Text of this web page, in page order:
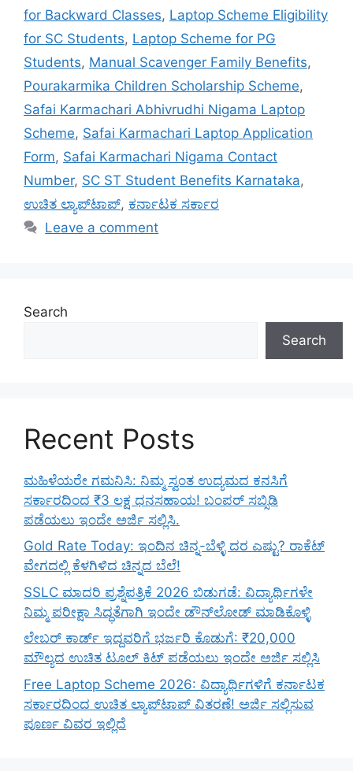
for Backward Classes, Laptop Scheme Eligibility
for SC Students, Laptop Scheme for PG
Students, Manual Scavenger Family Benefits,
Pourakarmika Children Scholarship Scheme,
Safai Karmachari Abhivrudhi Nigama Laptop
Scheme, Safai Karmachari Laptop Application
Form, Safai Karmachari Nigama Contact
Number, SC ST Student Benefits Karnataka,
ಉಚಿತ ಲ್ಯಾಪ್‌ಟಾಪ್, ಕರ್ನಾಟಕ ಸರ್ಕಾರ
Leave a comment
Search
Search
Recent Posts
ಮಹಿಳೆಯರೇ ಗಮನಿಸಿ: ನಿಮ್ಮ ಸ್ವಂತ ಉದ್ಯಮದ ಕನಸಿಗೆ
ಸರ್ಕಾರದಿಂದ ₹3 ಲಕ್ಷ ಧನಸಹಾಯ! ಬಂಪರ್ ಸಬ್ಸಿಡಿ
ಪಡೆಯಲು ಇಂದೇ ಅರ್ಜಿ ಸಲ್ಲಿಸಿ.
Gold Rate Today: ಇಂದಿನ ಚಿನ್ನ-ಬೆಳ್ಳಿ ದರ ಎಷ್ಟು? ರಾಕೆಟ್
ವೇಗದಲ್ಲಿ ಕೆಳಗಿಳಿದ ಚಿನ್ನದ ಬೆಲೆ!
SSLC ಮಾದರಿ ಪ್ರಶ್ನೆಪತ್ರಿಕೆ 2026 ಬಿಡುಗಡೆ: ವಿದ್ಯಾರ್ಥಿಗಳೇ
ನಿಮ್ಮ ಪರೀಕ್ಷಾ ಸಿದ್ಧತೆಗಾಗಿ ಇಂದೇ ಡೌನ್‌ಲೋಡ್ ಮಾಡಿಕೊಳ್ಳಿ
ಲೇಬರ್ ಕಾರ್ಡ್ ಇದ್ದವರಿಗೆ ಭರ್ಜರಿ ಕೊಡುಗೆ: ₹20,000
ಮೌಲ್ಯದ ಉಚಿತ ಟೂಲ್ ಕಿಟ್ ಪಡೆಯಲು ಇಂದೇ ಅರ್ಜಿ ಸಲ್ಲಿಸಿ
Free Laptop Scheme 2026: ವಿದ್ಯಾರ್ಥಿಗಳಿಗೆ ಕರ್ನಾಟಕ
ಸರ್ಕಾರದಿಂದ ಉಚಿತ ಲ್ಯಾಪ್‌ಟಾಪ್ ವಿತರಣೆ! ಅರ್ಜಿ ಸಲ್ಲಿಸುವ
ಪೂರ್ಣ ವಿವರ ಇಲ್ಲಿದೆ